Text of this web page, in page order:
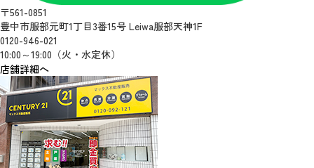
〒561-0851
豊中市服部元町1丁目3番15号 Leiwa服部天神1F
0120-946-021
10:00～19:00（火・水定休）
店舗詳細へ